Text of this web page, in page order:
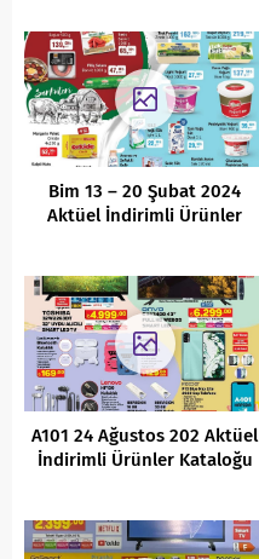
Bim 13 – 20 Şubat 2024
Aktüel İndirimli Ürünler
A101 24 Ağustos 202 Aktüel
İndirimli Ürünler Kataloğu